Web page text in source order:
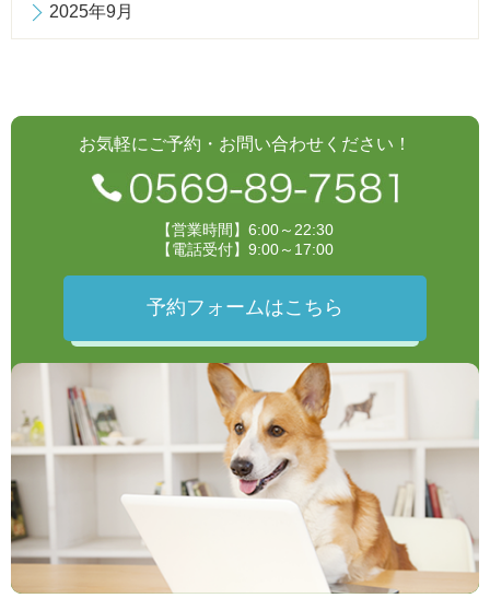
2025年9月
お気軽にご予約・お問い合わせください！
【営業時間】6:00～22:30
【電話受付】9:00～17:00
予約フォームはこちら